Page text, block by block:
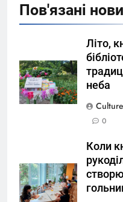
Пов'язані
Літо,
неба
0
Коли